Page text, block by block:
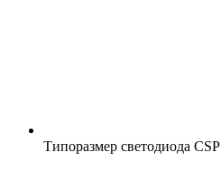
Типоразмер светодиода CSP